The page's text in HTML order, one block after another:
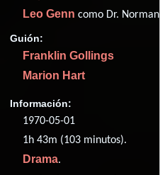
Leo Genn como Dr. Norman
Guión:
Franklin Gollings
Marion Hart
Información:
1970-05-01
1h 43m (103 minutos).
Drama.